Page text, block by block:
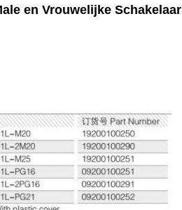
en Vrouwelijke Schakelaar